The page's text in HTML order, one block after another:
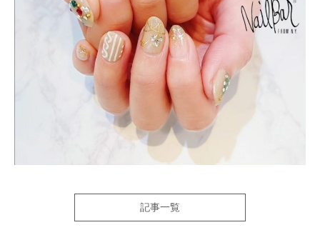
記事一覧